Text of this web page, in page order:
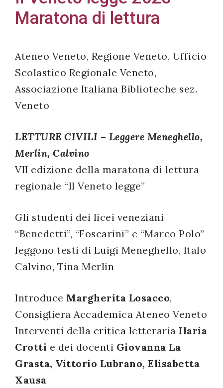
Maratona di lettura
Ateneo Veneto, Regione Veneto, Ufficio
Scolastico Regionale Veneto,
Associazione Italiana Biblioteche sez.
Veneto
LETTURE CIVILI – Leggere Meneghello,
Merlin, Calvino
VII edizione della maratona di lettura
regionale “Il Veneto legge”
Gli studenti dei licei veneziani
“Benedetti”, “Foscarini” e “Marco Polo”
leggono testi di Luigi Meneghello, Italo
Calvino, Tina Merlin
Introduce Margherita Losacco,
Consigliera Accademica Ateneo Veneto
Interventi della critica letteraria Ilaria
Crotti e dei docenti Giovanna La
Grasta, Vittorio Lubrano, Elisabetta
Xausa
all'uso dei
miei dati
con il
decreto
legislativo
196/03
Registrazione
avvenuta con
successo!